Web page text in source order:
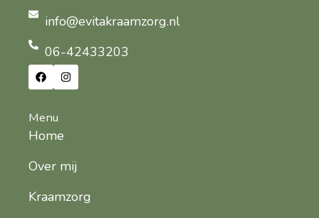
info@evitakraamzorg.nl
06-42433203
Menu
Home
Over mij
Kraamzorg